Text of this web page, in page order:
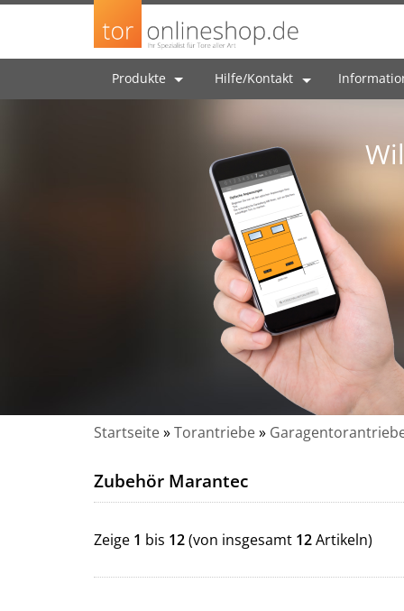
Produkte Hilfe/Kontakt
Startseite»Torantriebe»
Zubehör Marantec
Zeige 1 bis 12(von insgesamt 12Artikeln)